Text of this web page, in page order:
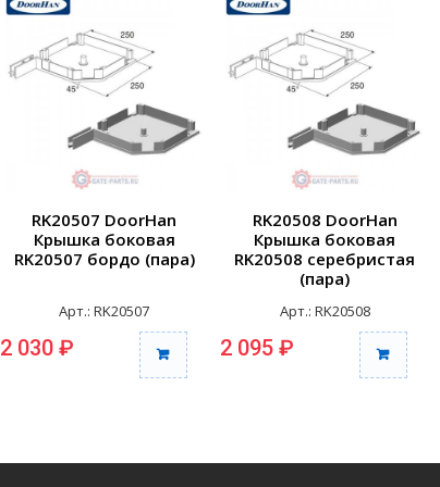
RK20507 DoorHan
Крышка боковая
RK20507 бордо (пара)
Арт.: RK20507
2 030 ₽
RK20508 DoorHan
Крышка боковая
RK20508 серебристая
(пара)
Арт.: RK20508
2 095 ₽